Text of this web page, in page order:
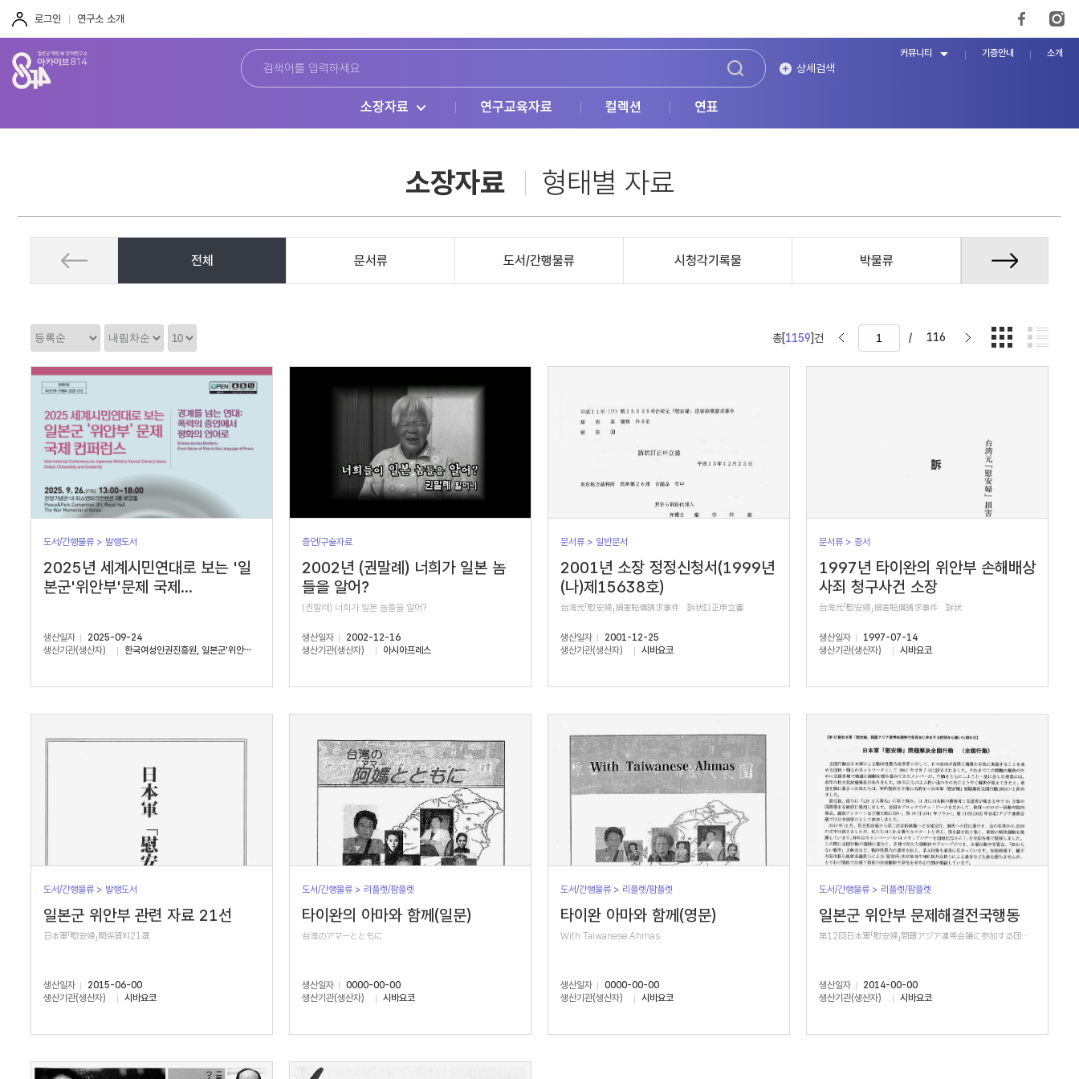
로그인 연구소 소개
상세검색
소장자료 연구교육자료 컬렉션 연표
커뮤니티 기증안내 소개
소장자료 형태별 자료
전체 문서류 도서/간행물류 시청각기록물 박물류 증언/구술자
정
렬
정
렬
순
서
정
렬
갯
수
총[1159]건 / 116
도서/간행물류 > 발행도서
2025년 세계시민연대로 보는 '일
본군'위안부'문제 국제...
생산일자
2025-09-24
생산기관(생산자)
한국여성인권진흥원, 일본군'위안부'문제연구소
증언/구술자료
2002년 (권말례) 너희가 일본 놈
들을 알어?
(권말례) 너희가 일본 놈들을 알어?
생산일자
2002-12-16
생산기관(생산자)
아시아프레스
문서류 > 일반문서
2001년 소장 정정신청서(1999년
(나)제15638호)
台湾元「慰安婦」損害賠償請求事件 訴状訂正申立書
생산일자
2001-12-25
생산기관(생산자)
시바요코
문서류 > 증서
1997년 타이완의 위안부 손해배상
사죄 청구사건 소장
台湾元「慰安婦」損害賠償請求事件 訴状
생산일자
1997-07-14
생산기관(생산자)
시바요코
도서/간행물류 > 발행도서
일본군 위안부 관련 자료 21선
日本軍「慰安婦」関係資料21選
생산일자
2015-06-00
생산기관(생산자)
시바요코
도서/간행물류 > 리플렛/팜플렛
타이완의 아마와 함께(일문)
台湾のアマーとともに
생산일자
0000-00-00
생산기관(생산자)
시바요코
도서/간행물류 > 리플렛/팜플렛
타이완 아마와 함께(영문)
With Taiwanese Ahmas
생산일자
0000-00-00
생산기관(생산자)
시바요코
도서/간행물류 > 리플렛/팜플렛
일본군 위안부 문제해결전국행동
第12回日本軍「慰安婦」問題アジア連帯会議に参加する団体から届いた紹介文
생산일자
2014-00-00
생산기관(생산자)
시바요코